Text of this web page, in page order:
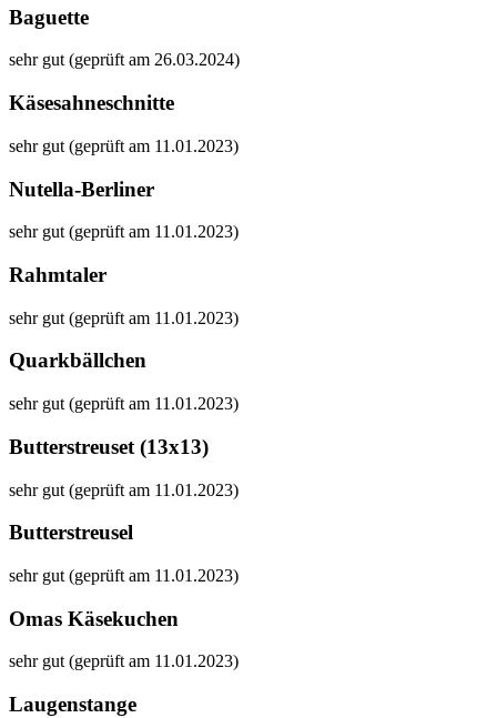
Baguette
sehr gut (geprüft am 26.03.2024)
Käsesahneschnitte
sehr gut (geprüft am 11.01.2023)
Nutella-Berliner
sehr gut (geprüft am 11.01.2023)
Rahmtaler
sehr gut (geprüft am 11.01.2023)
Quarkbällchen
sehr gut (geprüft am 11.01.2023)
Butterstreuset (13x13)
sehr gut (geprüft am 11.01.2023)
Butterstreusel
sehr gut (geprüft am 11.01.2023)
Omas Käsekuchen
sehr gut (geprüft am 11.01.2023)
Laugenstange